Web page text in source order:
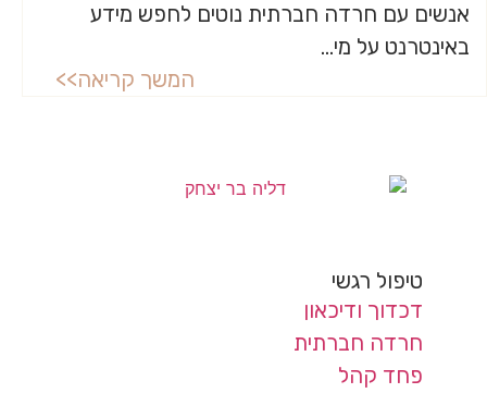
אנשים עם חרדה חברתית נוטים לחפש מידע
באינטרנט על מי...
המשך קריאה>>
טיפול רגשי
דכדוך ודיכאון
חרדה חברתית
פחד קהל